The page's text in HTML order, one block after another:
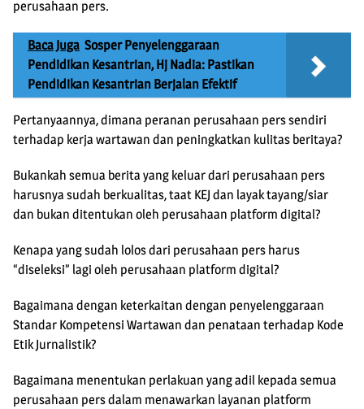
perusahaan pers.
Baca Juga Sosper Penyelenggaraan
Pendidikan Kesantrian, Hj Nadia: Pastikan
Pendidikan Kesantrian Berjalan Efektif
Pertanyaannya, dimana peranan perusahaan pers sendiri
terhadap kerja wartawan dan peningkatkan kulitas beritaya?
Bukankah semua berita yang keluar dari perusahaan pers
harusnya sudah berkualitas, taat KEJ dan layak tayang/siar
dan bukan ditentukan oleh perusahaan platform digital?
Kenapa yang sudah lolos dari perusahaan pers harus
“diseleksi” lagi oleh perusahaan platform digital?
Bagaimana dengan keterkaitan dengan penyelenggaraan
Standar Kompetensi Wartawan dan penataan terhadap Kode
Etik Jurnalistik?
Bagaimana menentukan perlakuan yang adil kepada semua
perusahaan pers dalam menawarkan layanan platform